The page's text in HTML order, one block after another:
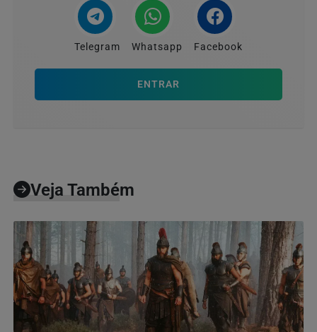
Telegram Whatsapp Facebook
ENTRAR
Veja Também